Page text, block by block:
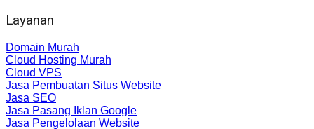
Layanan
Domain Murah
Cloud Hosting Murah
Cloud VPS
Jasa Pembuatan Situs Website
Jasa SEO
Jasa Pasang Iklan Google
Jasa Pengelolaan Website